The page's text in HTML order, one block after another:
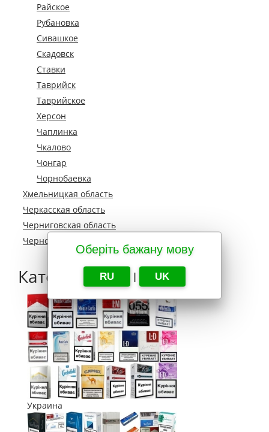
Оберіть бажану мову
RU | UK
Райское
Рубановка
Сивашкое
Скадовск
Ставки
Таврийск
Таврийское
Херсон
Чаплинка
Чкалово
Чонгар
Чорнобаевка
Хмельницкая область
Черкасская область
Черниговская область
Черновецкая область
Категории
Украина